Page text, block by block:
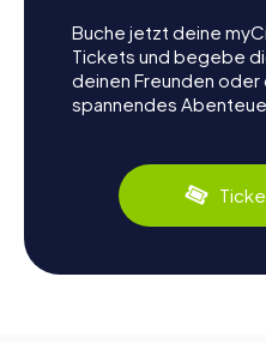
Buche jetzt deine
Tickets und begebe
deinen Freunden oder
spannendes